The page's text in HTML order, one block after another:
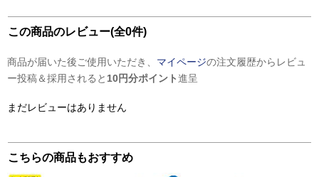
この商品のレビュー(全0件)
商品が届いた後ご使用いただき、 マイページの注文履歴からレビュ
ー投稿＆採用されると 10円分ポイント進呈
まだレビューはありません
こちらの商品もおすすめ